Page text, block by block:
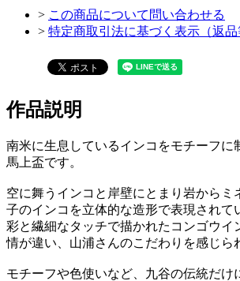
> この商品について問い合わせる
> 特定商取引法に基づく表示（返品
作品説明
南米に生息しているインコをモチーフに
馬上盃です。
空に舞うインコと岸壁にとまり岩からミ
子のインコを立体的な造形で表現されて
彩と繊細なタッチで描かれたコンゴウイ
情が違い、山浦さんのこだわりを感じら
モチーフや色使いなど、九谷の伝統だけ